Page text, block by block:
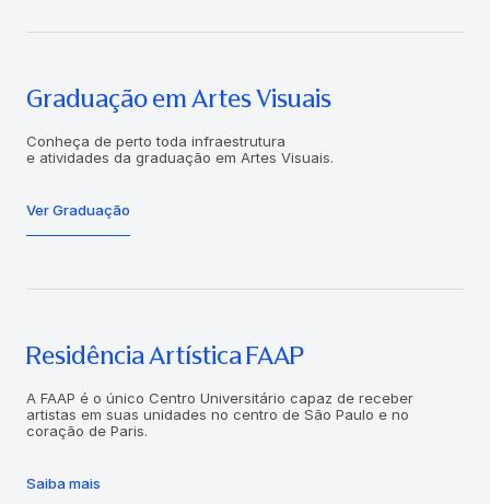
Graduação em Artes Visuais
Conheça de perto toda infraestrutura
e atividades da graduação em Artes Visuais.
Ver Graduação
Residência Artística FAAP
A FAAP é o único Centro Universitário capaz de receber
artistas em suas unidades no centro de São Paulo e no
coração de Paris.
Saiba mais